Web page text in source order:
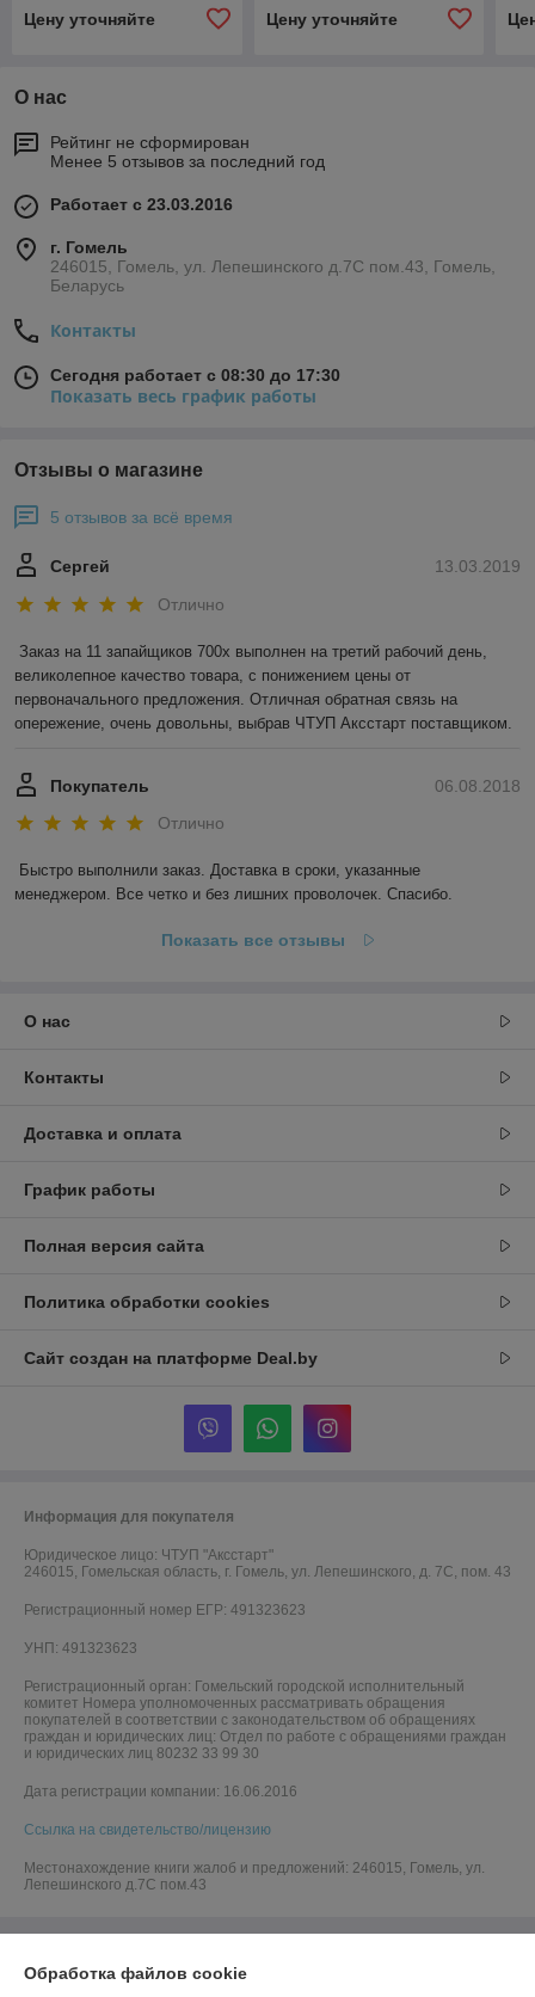
Цену уточняйте Цену уточняйте
О нас
Рейтинг не сформирован
Менее 5 отзывов за последний год
Работает с 23.03.2016
г. Гомель
246015, Гомель, ул. Лепешинского д.7С пом.43, Гомель,
Беларусь
Контакты
Сегодня работает с 08:30 до 17:30
Показать весь график работы
Отзывы о магазине
5 отзывов за всё время
13.03.2019
Сергей
Отлично
Заказ на 11 запайщиков 700х выполнен на третий рабочий день,
великолепное качество товара, с понижением цены от
первоначального предложения. Отличная обратная связь на
опережение, очень довольны, выбрав ЧТУП Аксстарт поставщиком.
06.08.2018
Покупатель
Отлично
Быстро выполнили заказ. Доставка в сроки, указанные
менеджером. Все четко и без лишних проволочек. Спасибо.
Показать все отзывы
О нас
Контакты
Доставка и оплата
График работы
Полная версия сайта
Политика обработки cookies
Сайт создан на платформе Deal.by
Информация для покупателя
Юридическое лицо: ЧТУП "Аксстарт"
246015, Гомельская область, г. Гомель, ул. Лепешинского, д. 7С, пом. 43
Регистрационный номер ЕГР: 491323623
УНП: 491323623
Регистрационный орган: Гомельский городской исполнительный
комитет Номера уполномоченных рассматривать обращения
покупателей в соответствии с законодательством об обращениях
граждан и юридических лиц: Отдел по работе с обращениями граждан
и юридических лиц 80232 33 99 30
Дата регистрации компании: 16.06.2016
Ссылка на свидетельство/лицензию
Местонахождение книги жалоб и предложений: 246015, Гомель, ул.
Лепешинского д.7С пом.43
Обработка файлов cookie